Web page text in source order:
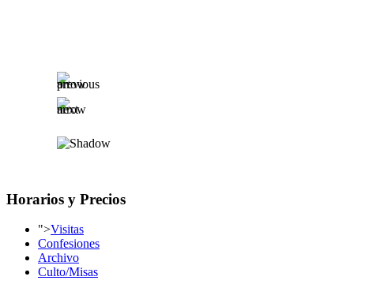
Horarios y Precios
">Visitas
Confesiones
Archivo
Culto/Misas